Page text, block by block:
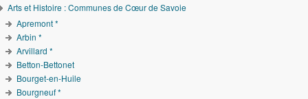
Arts et Histoire : Communes de Cœur de Savoie
Apremont *
Arbin *
Arvillard *
Betton-Bettonet
Bourget-en-Huile
Bourgneuf *